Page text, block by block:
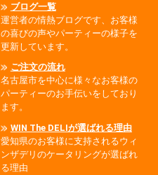
ブログ一覧
運営者の情熱ブログです、お客様
の喜びの声やパーティーの様子を
更新しています。
ご注文の流れ
名古屋市を中心に様々なお客様の
パーティーのお手伝いをしており
ます。
WIN The DELIが選ばれる理由
愛知県のお客様に支持されるウィ
ンザデリのケータリングが選ばれ
る理由